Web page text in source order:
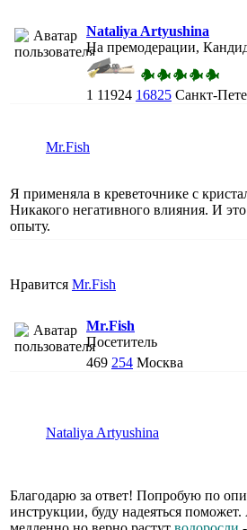
Nataliya Artyushina
На премодерации,
1 11924 16825 Санкт-
Mr.Fish
Я применяла в креветочнике с
Никакого негативного влияния. И
опыту.
Нравится Mr.Fish
Mr.Fish
Посетитель
469 254 Москва
Nataliya Artyushina
Благодарю за ответ! Попробую по
инструкции, буду надеяться поможет.